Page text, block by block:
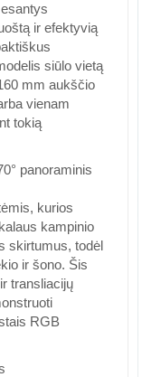
ir efektyvią
siūlo vietą
mm aukščio
vienam
tokią
panoraminis
kurios
kampinio
skirtumus, todėl
ir šono. Šis
transliacijų
RGB